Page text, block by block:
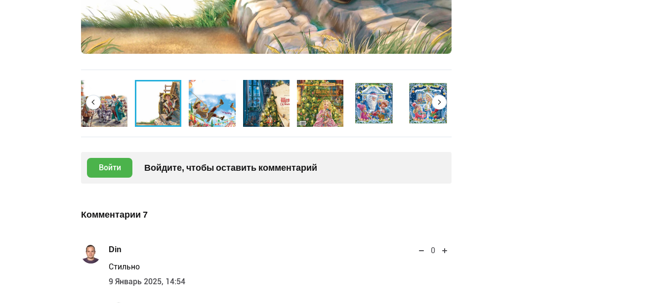
Войти Войдите, чтобы оставить комментарий
Комментарии 7
Din
0
Стильно
9 Январь 2025, 14:54